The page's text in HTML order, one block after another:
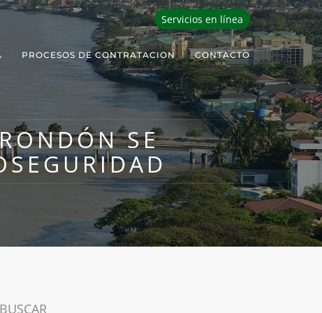
Servicios en línea
PROCESOS DE CONTRATACION CONTACTO
SE
BUSCAR